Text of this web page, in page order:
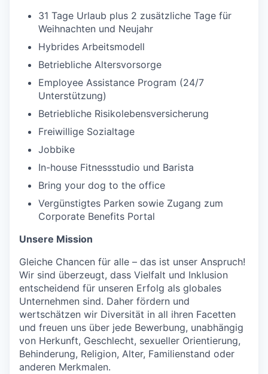
31 Tage Urlaub plus 2 zusätzliche Tage für
Weihnachten und Neujahr
Hybrides Arbeitsmodell
Betriebliche Altersvorsorge
Employee Assistance Program (24/7
Unterstützung)
Betriebliche Risikolebensversicherung
Freiwillige Sozialtage
Jobbike
In-house Fitnessstudio und Barista
Bring your dog to the office
Vergünstigtes Parken sowie Zugang zum
Corporate Benefits Portal
Unsere Mission
Gleiche Chancen für alle – das ist unser Anspruch!
Wir sind überzeugt, dass Vielfalt und Inklusion
entscheidend für unseren Erfolg als globales
Unternehmen sind. Daher fördern und
wertschätzen wir Diversität in all ihren Facetten
und freuen uns über jede Bewerbung, unabhängig
von Herkunft, Geschlecht, sexueller Orientierung,
Behinderung, Religion, Alter, Familienstand oder
anderen Merkmalen.